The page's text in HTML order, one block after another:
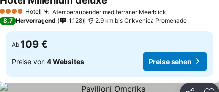
4 Sterne Hotel Atemberaubender mediterraner Meerblick
8,7 Hervorragend 1.128 2.9 km bis Crikvenica Promenade
Ab 109 €
Preise von 4 Websites Preise sehen